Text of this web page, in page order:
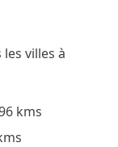
villes à
kms